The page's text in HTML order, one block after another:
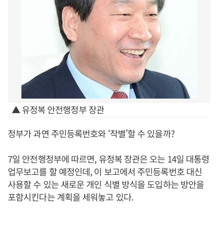
▲ 유정복 안전행정부 장관
정부가 과연 주민등록번호와 ‘작별’할 수 있을까?
7일 안전행정부에 따르면, 유정복 장관은 오는 14일 대통령
업무보고를 할 예정인데, 이 보고에서 주민등록번호 대신
사용할 수 있는 새로운 개인 식별 방식을 도입하는 방안을
포함시킨다는 계획을 세워놓고 있다.